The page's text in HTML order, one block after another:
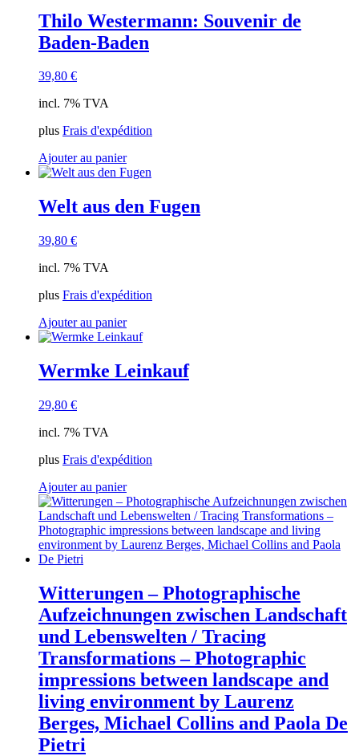
Thilo Westermann: Souvenir de
Baden-Baden
39,80 €
incl. 7% TVA
plus Frais d'expédition
Ajouter au panier
Welt aus den Fugen
39,80 €
incl. 7% TVA
plus Frais d'expédition
Ajouter au panier
Wermke Leinkauf
29,80 €
incl. 7% TVA
plus Frais d'expédition
Ajouter au panier
Witterungen – Photographische
Aufzeichnungen zwischen Landschaft
und Lebenswelten / Tracing
Transformations – Photographic
impressions between landscape and
living environment by Laurenz
Berges, Michael Collins and Paola De
Pietri